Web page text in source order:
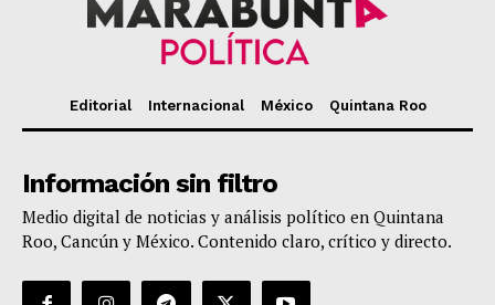
Editorial Internacional México Quintana Roo
Información sin filtro
Medio digital de noticias y análisis político en Quintana
Roo, Cancún y México. Contenido claro, crítico y directo.